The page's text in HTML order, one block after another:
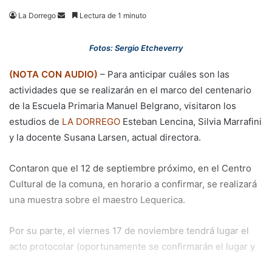
La Dorrego
SendLectura de 1 minuto
Fotos: Sergio Etcheverry
(NOTA CON AUDIO) – Para anticipar cuáles son las
actividades que se realizarán en el marco del centenario
de la Escuela Primaria Manuel Belgrano, visitaron los
estudios de LA DORREGO Esteban Lencina, Silvia Marrafini
y la docente Susana Larsen, actual directora.
Contaron que el 12 de septiembre próximo, en el Centro
Cultural de la comuna, en horario a confirmar, se realizará
una muestra sobre el maestro Lequerica.
Por su parte, el viernes 17 de noviembre tendrá lugar el
acto protocolar (oportunamente se confirmarán el lugar y